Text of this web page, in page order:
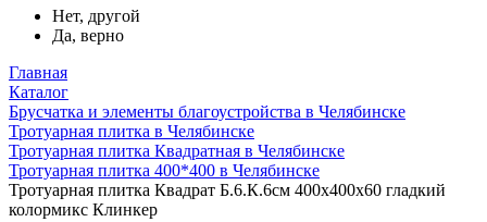
Нет, другой
Да, верно
Главная
Каталог
Брусчатка и элементы благоустройства в Челябинске
Тротуарная плитка в Челябинске
Тротуарная плитка Квадратная в Челябинске
Тротуарная плитка 400*400 в Челябинске
Тротуарная плитка Квадрат Б.6.К.6см 400х400х60 гладкий
колормикс Клинкер